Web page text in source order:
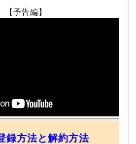
【予告編】
録方法と解約方法